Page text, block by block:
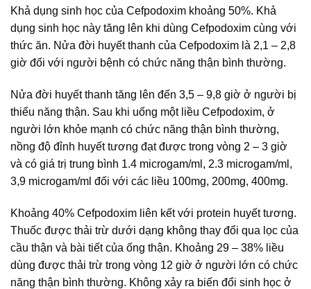
Khả dụng sinh học của Cefpodoxim khoảng 50%. Khả
dụng sinh học này tăng lên khi dùng Cefpodoxim cùng với
thức ăn. Nửa đời huyết thanh của Cefpodoxim là 2,1 – 2,8
giờ đối với người bệnh có chức năng thận bình thường.
Nửa đời huyết thanh tăng lên đến 3,5 – 9,8 giờ ở người bị
thiểu năng thận. Sau khi uống một liều Cefpodoxim, ở
người lớn khỏe mạnh có chức năng thận bình thường,
nồng độ đỉnh huyết tương đạt được trong vòng 2 – 3 giờ
và có giá trị trung bình 1.4 microgam/ml, 2.3 microgam/ml,
3,9 microgam/ml đối với các liều 100mg, 200mg, 400mg.
Khoảng 40% Cefpodoxim liên kết với protein huyết tương.
Thuốc được thải trừ dưới dạng không thay đổi qua lọc của
cầu thận và bài tiết của ống thận. Khoảng 29 – 38% liều
dùng được thải trừ trong vòng 12 giờ ở người lớn có chức
năng thận bình thường. Không xảy ra biến đổi sinh học ở